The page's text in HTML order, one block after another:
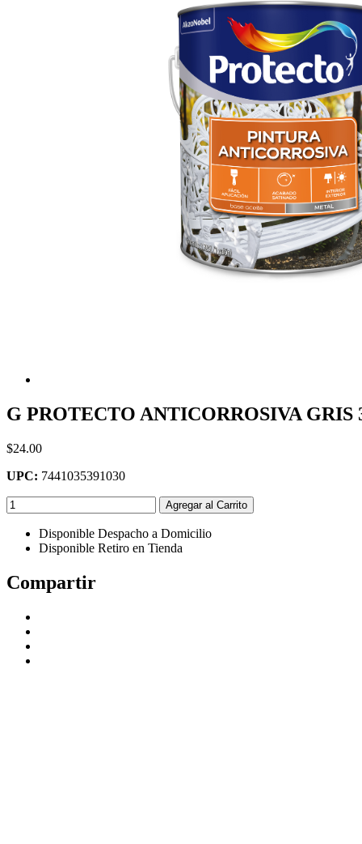
G PROTECTO ANTICORROSIVA GRIS
$24.00
UPC: 7441035391030
Agregar al Carrito
Disponible Despacho a Domicilio
Disponible Retiro en Tienda
Compartir